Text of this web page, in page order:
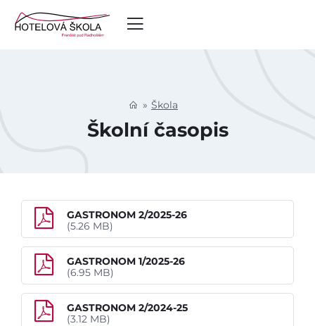
Škola
Školní časopis
GASTRONOM 2/2025-26
(5.26 MB)
GASTRONOM 1/2025-26
(6.95 MB)
GASTRONOM 2/2024-25
(3.12 MB)